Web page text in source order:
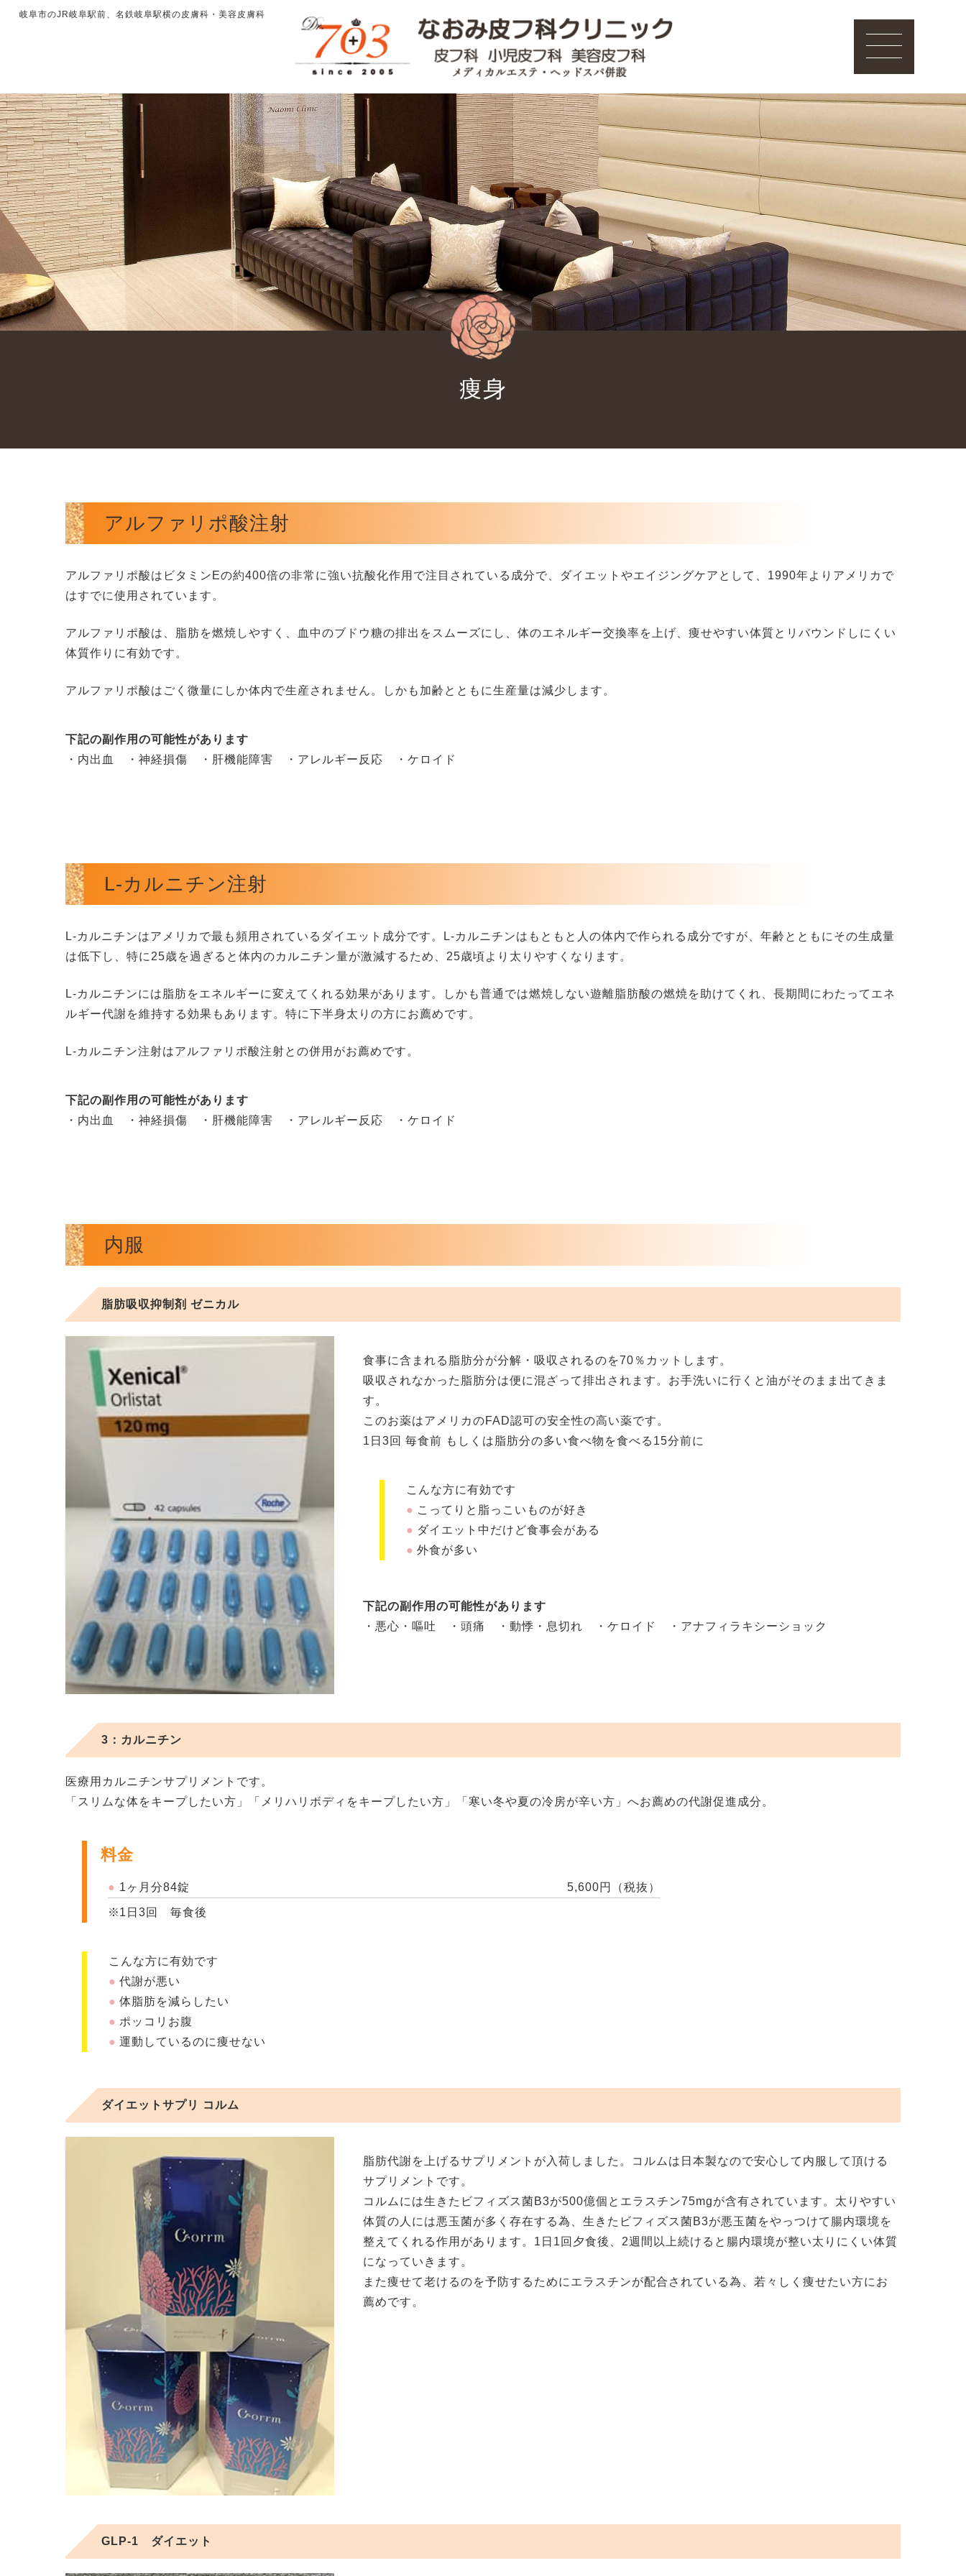
岐阜市のJR岐阜駅前、名鉄岐阜駅横の皮膚科・美容皮膚科
WEB受付
アクセス
医院案内
プロフィール
料金表
ドクターズコスメ
メディア紹介
リンク
一般皮膚科
アトピー性皮膚炎
湿疹
ニキビ・ニキビあと
ケロイド
皮膚腫瘍
皮膚がん・ほくろ
あざ
スギ花粉症治療
ダニアレルギー治療
しみ
くま
たるみ・リフトアップ
口元の若返り
妊娠線・傷
エイジングケア
毛穴
ニキビ
ニキビのメイク指導
多汗症
ゼオスキン
痩身
アルファリポ酸注射
アルファリポ酸はビタミンEの約400倍の非常に強い抗酸化作用で注目されている成分で、ダイエットやエイジングケアとして、1990年よりアメリカで
はすでに使用されています。
アルファリポ酸は、脂肪を燃焼しやすく、血中のブドウ糖の排出をスムーズにし、体のエネルギー交換率を上げ、痩せやすい体質とリバウンドしにくい
体質作りに有効です。
アルファリポ酸はごく微量にしか体内で生産されません。しかも加齢とともに生産量は減少します。
下記の副作用の可能性があります
・内出血 ・神経損傷 ・肝機能障害 ・アレルギー反応 ・ケロイド
L-カルニチン注射
L-カルニチンはアメリカで最も頻用されているダイエット成分です。L-カルニチンはもともと人の体内で作られる成分ですが、年齢とともにその生成量
は低下し、特に25歳を過ぎると体内のカルニチン量が激減するため、25歳頃より太りやすくなります。
L-カルニチンには脂肪をエネルギーに変えてくれる効果があります。しかも普通では燃焼しない遊離脂肪酸の燃焼を助けてくれ、長期間にわたってエネ
ルギー代謝を維持する効果もあります。特に下半身太りの方にお薦めです。
L-カルニチン注射はアルファリポ酸注射との併用がお薦めです。
下記の副作用の可能性があります
・内出血 ・神経損傷 ・肝機能障害 ・アレルギー反応 ・ケロイド
内服
脂肪吸収抑制剤 ゼニカル
食事に含まれる脂肪分が分解・吸収されるのを70％カットします。
吸収されなかった脂肪分は便に混ざって排出されます。お手洗いに行くと油がそのまま出てきま
す。
このお薬はアメリカのFAD認可の安全性の高い薬です。
1日3回 毎食前 もしくは脂肪分の多い食べ物を食べる15分前に
こんな方に有効です
こってりと脂っこいものが好き
ダイエット中だけど食事会がある
外食が多い
下記の副作用の可能性があります
・悪心・嘔吐 ・頭痛 ・動悸・息切れ ・ケロイド ・アナフィラキシーショック
3：カルニチン
医療用カルニチンサプリメントです。
「スリムな体をキープしたい方」「メリハリボディをキープしたい方」「寒い冬や夏の冷房が辛い方」へお薦めの代謝促進成分。
料金
1ヶ月分84錠 5,600円（税抜）
1日3回 毎食後
こんな方に有効です
代謝が悪い
体脂肪を減らしたい
ポッコリお腹
運動しているのに痩せない
ダイエットサプリ コルム
脂肪代謝を上げるサプリメントが入荷しました。コルムは日本製なので安心して内服して頂ける
サプリメントです。
コルムには生きたビフィズス菌B3が500億個とエラスチン75mgが含有されています。太りやすい
体質の人には悪玉菌が多く存在する為、生きたビフィズス菌B3が悪玉菌をやっつけて腸内環境を
整えてくれる作用があります。1日1回夕食後、2週間以上続けると腸内環境が整い太りにくい体質
になっていきます。
また痩せて老けるのを予防するためにエラスチンが配合されている為、若々しく痩せたい方にお
薦めです。
GLP-1 ダイエット